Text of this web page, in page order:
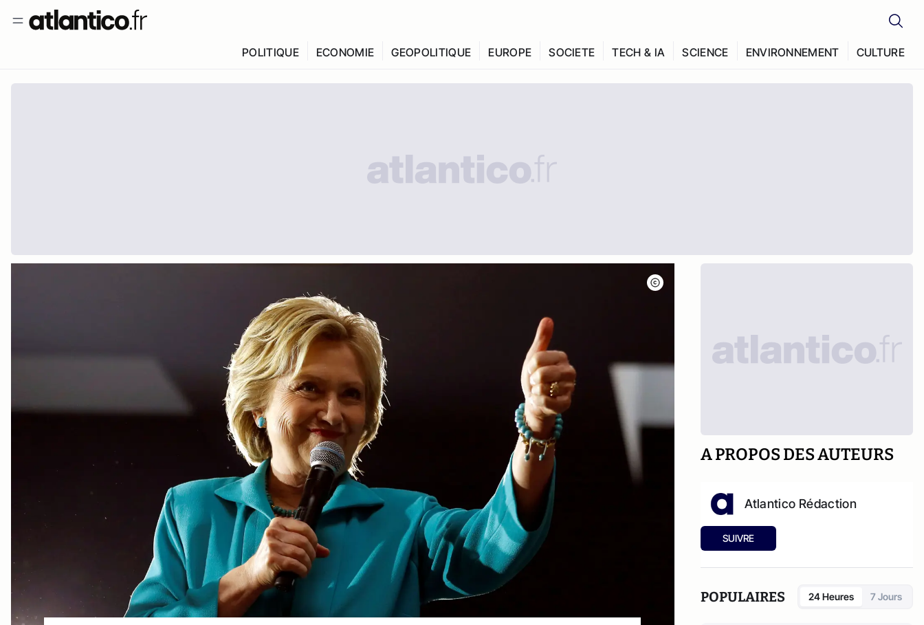
POLITIQUE ECONOMIE GEOPOLITIQUE EUROPE SOCIETE TECH & IA SCIENCE ENVIRONNEMENT CULTURE
A PROPOS DES AUTEURS
Atlantico Rédaction
SUIVRE
POPULAIRES 24 Heures 7 Jours